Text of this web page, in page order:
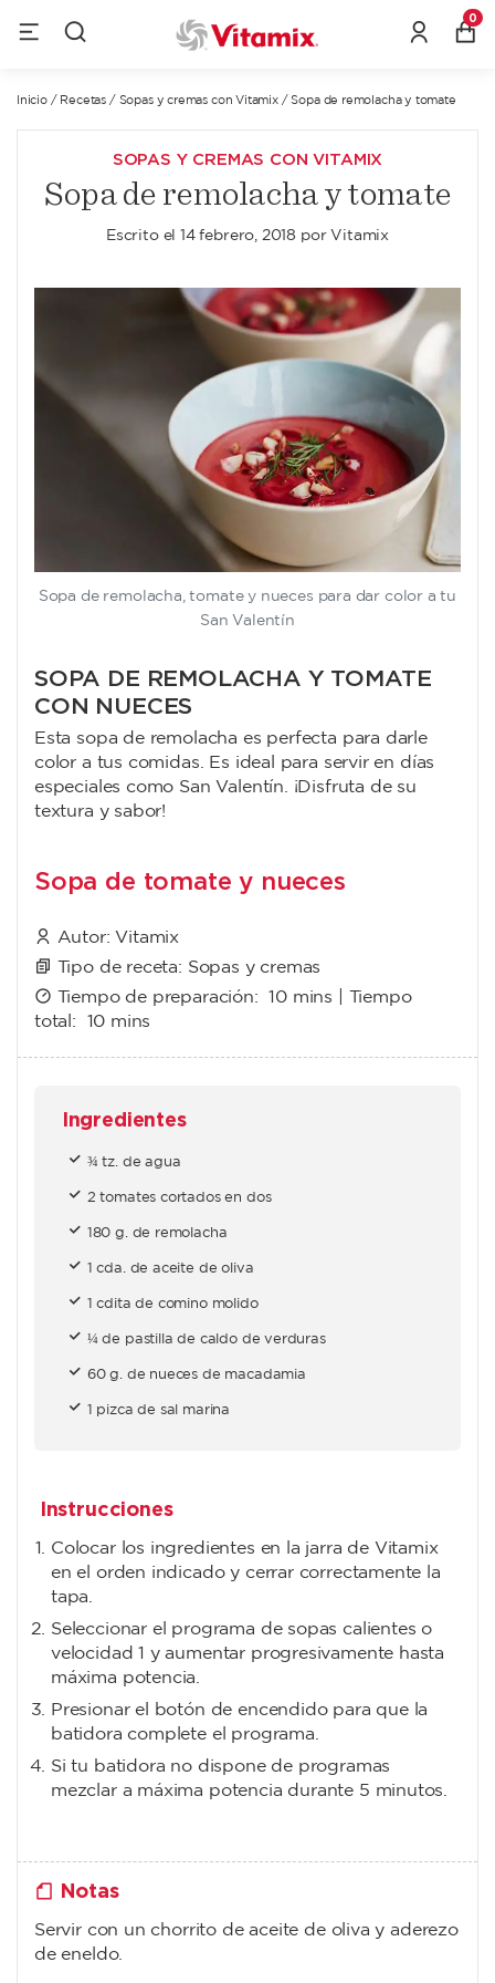
0
Inicio/ Recetas / Sopas y cremas con Vitamix/Sopa de remolacha y tomate
SOPAS Y CREMAS CON VITAMIX
Sopa de remolacha y tomate
Escrito el14 febrero, 2018 por Vitamix
Sopa de remolacha, tomate y nueces para dar color a tu
San Valentín
SOPA DE REMOLACHA Y TOMATE
CON NUECES
Esta sopa de remolacha es perfecta para darle
color a tus comidas. Es ideal para servir en días
especiales como San Valentín. ¡Disfruta de su
textura y sabor!
Sopa de tomate y nueces
Autor: Vitamix
Tipo de receta: Sopas y cremas
Tiempo de preparación:10 mins | Tiempo
total: 10 mins
Ingredientes
¾ tz. de agua
2 tomates cortados en dos
180 g. de remolacha
1 cda. de aceite de oliva
1 cdita de comino molido
¼ de pastilla de caldo de verduras
60 g. de nueces de macadamia
1 pizca de sal marina
Instrucciones
Colocar los ingredientes en la jarra de Vitamix
en el orden indicado y cerrar correctamente la
tapa.
Seleccionar el programa de sopas calientes o
velocidad 1 y aumentar progresivamente hasta
máxima potencia.
Presionar el botón de encendido para que la
batidora complete el programa.
Si tu batidora no dispone de programas
mezclar a máxima potencia durante 5 minutos.
Notas
Servir con un chorrito de aceite de oliva y aderezo
de eneldo.